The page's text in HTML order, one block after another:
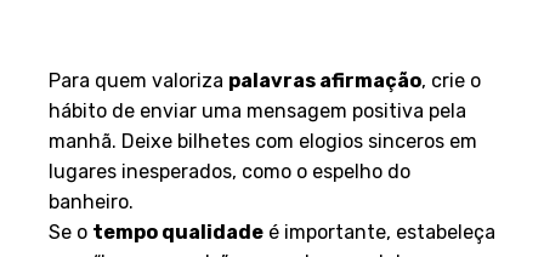
Para quem valoriza palavras afirmação, crie o
hábito de enviar uma mensagem positiva pela
manhã. Deixe bilhetes com elogios sinceros em
lugares inesperados, como o espelho do
banheiro.
Se o tempo qualidade é importante, estabeleça